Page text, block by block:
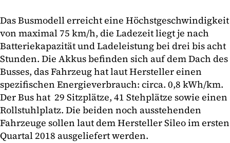
Das Busmodell erreicht eine Höchstgeschwindigkeit
von maximal 75 km/h, die Ladezeit liegt je nach
Batteriekapazität und Ladeleistung bei drei bis acht
Stunden. Die Akkus befinden sich auf dem Dach des
Busses, das Fahrzeug hat laut Hersteller einen
spezifischen Energieverbrauch: circa. 0,8 kWh/km.
Der Bus hat 29 Sitzplätze, 41 Stehplätze sowie einen
Rollstuhlplatz. Die beiden noch ausstehenden
Fahrzeuge sollen laut dem Hersteller Sileo im ersten
Quartal 2018 ausgeliefert werden.